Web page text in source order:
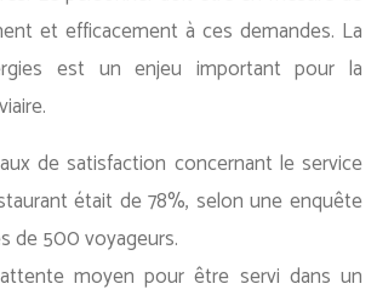
et efficacement à ces demandes. La
est un enjeu important pour la
de satisfaction concernant le service
était de 78%, selon une enquête
de 500 voyageurs.
moyen pour être servi dans un